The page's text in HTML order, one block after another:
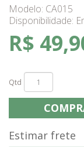
Modelo: CA015
Disponibilidade:
R$
Qtd
Estimar frete